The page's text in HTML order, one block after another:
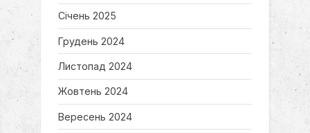
Січень 2025
Грудень 2024
Листопад 2024
Жовтень 2024
Вересень 2024